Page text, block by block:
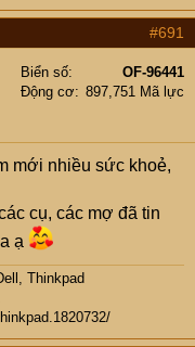
#691
Biển số
OF-96441
Động cơ
897,751 Mã lực
mới nhiều sức khoẻ,
cụ, các mợ đã tin
ạ
Thinkpad